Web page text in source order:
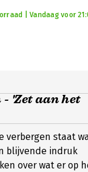
| Vandaag voor
'Zet aan het
verbergen staat
blijvende indruk
over wat er op